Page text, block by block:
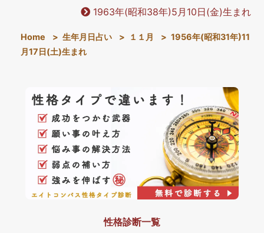
1963年(昭和38年)5月10日(金)生まれ
Home > 生年月日占い > １１月 > 1956年(昭和31年)11
月17日(土)生まれ
性格診断一覧